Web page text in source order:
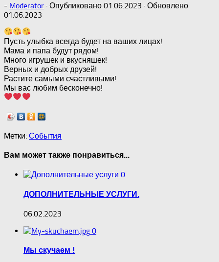
- Moderator · Опубликовано 01.06.2023 · Обновлено
01.06.2023
Пусть улыбка всегда будет на ваших лицах!
Мама и папа будут рядом!
Много игрушек и вкусняшек!
Верных и добрых друзей!
Растите самыми счастливыми!
Мы вас любим бесконечно!
Метки: События
Вам может также понравиться...
0
ДОПОЛНИТЕЛЬНЫЕ УСЛУГИ.
06.02.2023
0
Мы скучаем !